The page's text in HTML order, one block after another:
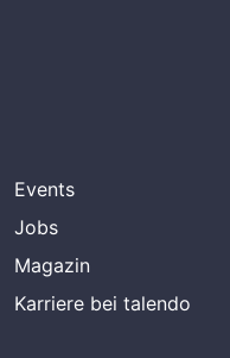
Events
Jobs
Magazin
Karriere bei talendo